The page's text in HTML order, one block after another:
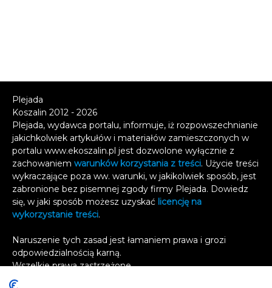
Plejada
Koszalin 2012 - 2026
Plejada, wydawca portalu, informuje, iż rozpowszechnianie
jakichkolwiek artykułów i materiałów zamieszczonych w
portalu www.ekoszalin.pl jest dozwolone wyłącznie z
zachowaniem warunków korzystania z treści. Użycie treści
wykraczające poza ww. warunki, w jakikolwiek sposób, jest
zabronione bez pisemnej zgody firmy Plejada. Dowiedz
się, w jaki sposób możesz uzyskać licencję na
wykorzystanie treści.
Naruszenie tych zasad jest łamaniem prawa i grozi
odpowiedzialnością karną.
Wszelkie prawa zastrzeżone.